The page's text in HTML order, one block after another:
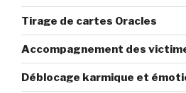
Tirage de cartes Oracles
Accompagnement des
Déblocage karmique et